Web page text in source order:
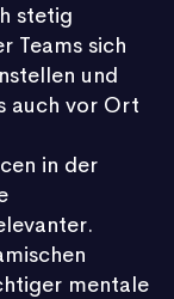
stetig
Teams sich
und
auch vor Ort
in der
mentale